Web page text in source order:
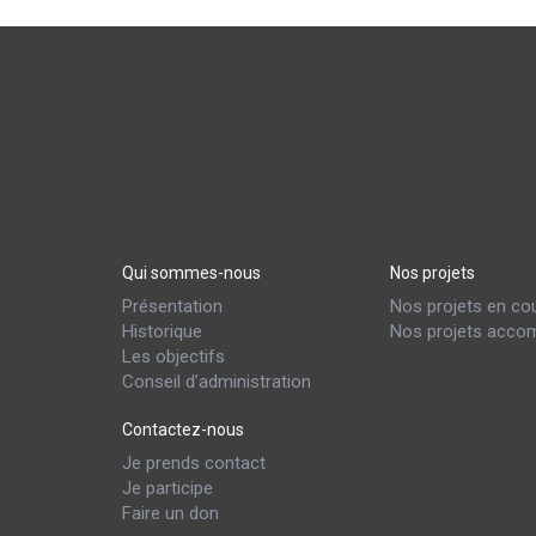
Qui sommes-nous
Présentation
Historique
Les objectifs
Conseil d’administration
Nos projets
Nos projets en
Nos projets
Contactez-nous
Je prends contact
Je participe
Faire un don